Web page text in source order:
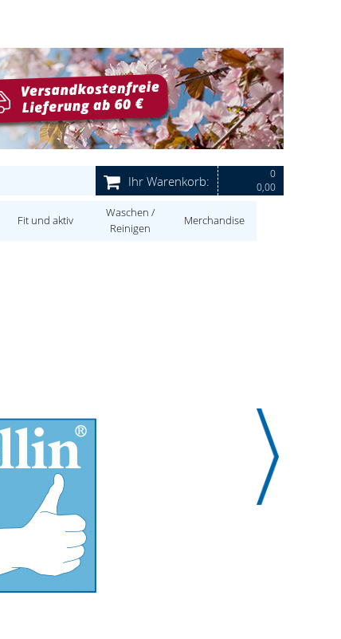
Ihr Warenkorb:
0
0,00
Fit und aktiv
Waschen /
Reinigen
Merchandise